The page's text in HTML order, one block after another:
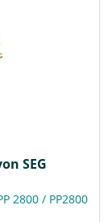
SEG
2800 / PP2800